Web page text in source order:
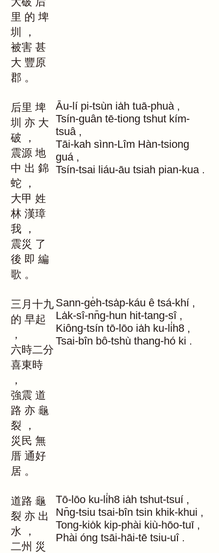
里 的 埤
圳
，
被害 甚
大 豐原
郡 。
后里 埤
圳 亦 大
破
，
震源 地
中 出 錦
蛇
，
大甲 姓
林 漢璋
我
，
震災 了
後 即 編
歌 。
Āu-lí pi-tsùn ia̍h tuā-phuà ,
Tsín-guân tē-tiong tshut kím-
tsuâ ,
Tāi-kah sìnn-Lîm Hàn-tsiong
guá ,
Tsín-tsai liáu-āu tsiah pian-kua .
三月十九
的 早起
，
六時二分
喜東時
，
強震 道
路 亦 龜
裂
，
災民 無
厝 通好
居 。
Sann-ge̍h-tsa̍p-káu ê tsá-khí ,
La̍k-sî-nn̄g-hun hit-tang-sî ,
Kiông-tsín tō-lōo ia̍h ku-li̍h8 ,
Tsai-bîn bô-tshù thang-hó ki .
道路 龜
裂 亦 出
水
，
二州 災
Tō-lōo ku-li̍h8 ia̍h tshut-tsuí ,
Nn̄g-tsiu tsai-bîn tsin khik-khui ,
Tong-kio̍k kip-phài kiù-hōo-tuī ,
Phài óng tsāi-hāi-tē tsiu-uî .